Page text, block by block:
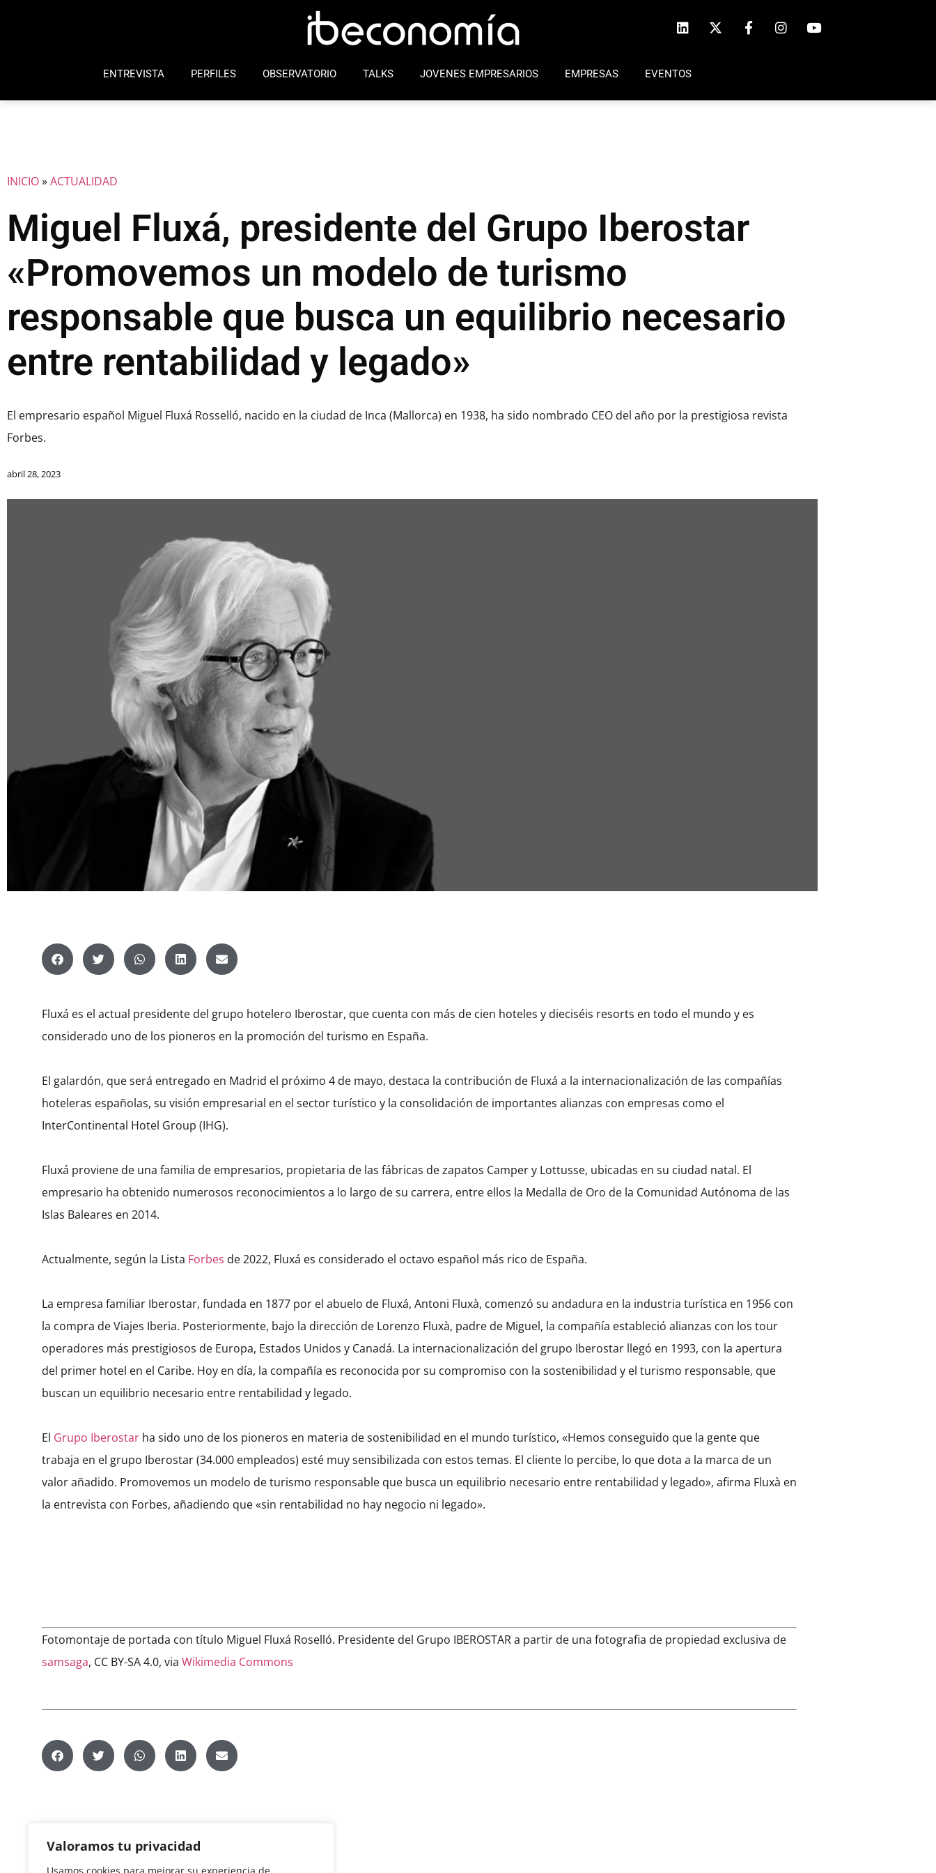
Valoramos tu privacidad
ENTREVISTA PERFILES OBSERVATORIO TALKS JOVENES EMPRESARIOS EMPRESAS EVENTOS
INICIO»ACTUALIDAD
Miguel Fluxá, presidente del Grupo Iberostar
«Promovemos un modelo de turismo
responsable que busca un equilibrio necesario
entre rentabilidad y legado»
El empresario español Miguel Fluxá Rosselló, nacido en la ciudad de Inca (Mallorca) en 1938, ha sido nombrado CEO del año por la prestigiosa revista
Forbes.
abril 28, 2023
Fluxá es el actual presidente del grupo hotelero Iberostar, que cuenta con más de cien hoteles y dieciséis resorts en todo el mundo y es
considerado uno de los pioneros en la promoción del turismo en España.
El galardón, que será entregado en Madrid el próximo 4 de mayo, destaca la contribución de Fluxá a la internacionalización de las compañías
hoteleras españolas, su visión empresarial en el sector turístico y la consolidación de importantes alianzas con empresas como el
InterContinental Hotel Group (IHG).
Fluxá proviene de una familia de empresarios, propietaria de las fábricas de zapatos Camper y Lottusse, ubicadas en su ciudad natal. El
empresario ha obtenido numerosos reconocimientos a lo largo de su carrera, entre ellos la Medalla de Oro de la Comunidad Autónoma de las
Islas Baleares en 2014.
Actualmente, según la Lista Forbes de 2022, Fluxá es considerado el octavo español más rico de España.
La empresa familiar Iberostar, fundada en 1877 por el abuelo de Fluxá, Antoni Fluxà, comenzó su andadura en la industria turística en 1956 con
la compra de Viajes Iberia. Posteriormente, bajo la dirección de Lorenzo Fluxà, padre de Miguel, la compañía estableció alianzas con los tour
operadores más prestigiosos de Europa, Estados Unidos y Canadá. La internacionalización del grupo Iberostar llegó en 1993, con la apertura
del primer hotel en el Caribe. Hoy en día, la compañía es reconocida por su compromiso con la sostenibilidad y el turismo responsable, que
buscan un equilibrio necesario entre rentabilidad y legado.
El Grupo Iberostar ha sido uno de los pioneros en materia de sostenibilidad en el mundo turístico, «Hemos conseguido que la gente que
trabaja en el grupo Iberostar (34.000 empleados) esté muy sensibilizada con estos temas. El cliente lo percibe, lo que dota a la marca de un
valor añadido. Promovemos un modelo de turismo responsable que busca un equilibrio necesario entre rentabilidad y legado», afirma Fluxà en
la entrevista con Forbes, añadiendo que «sin rentabilidad no hay negocio ni legado».
Fotomontaje de portada con título Miguel Fluxá Roselló. Presidente del Grupo IBEROSTAR a partir de una fotografia de propiedad exclusiva de
samsaga, CC BY-SA 4.0, via Wikimedia Commons